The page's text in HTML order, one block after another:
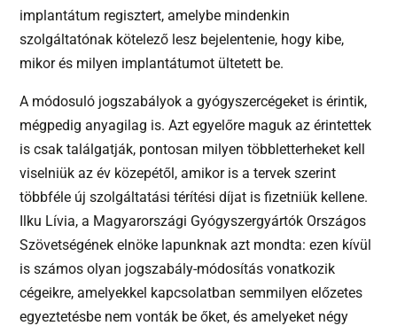
implantátum regisztert, amelybe mindenkin
szolgáltatónak kötelező lesz bejelentenie, hogy kibe,
mikor és milyen implantátumot ültetett be.
A módosuló jogszabályok a gyógyszercégeket is érintik,
mégpedig anyagilag is. Azt egyelőre maguk az érintettek
is csak találgatják, pontosan milyen többletterheket kell
viselniük az év közepétől, amikor is a tervek szerint
többféle új szolgáltatási térítési díjat is fizetniük kellene.
Ilku Lívia, a Magyarországi Gyógyszergyártók Országos
Szövetségének elnöke lapunknak azt mondta: ezen kívül
is számos olyan jogszabály-módosítás vonatkozik
cégeikre, amelyekkel kapcsolatban semmilyen előzetes
egyeztetésbe nem vonták be őket, és amelyeket négy